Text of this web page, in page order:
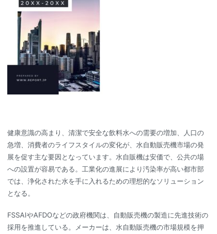
健康意識の高まり、清潔で安全な飲料水への需要の増加、人口の
急増、消費者のライフスタイルの変化が、水自動販売機市場の発
展を促す主な要因となっています。水自販機は安価で、公共の場
への設置が容易である。工業化の進展により汚染率が高い都市部
では、浄化された水を手に入れるための理想的なソリューション
となる。
FSSAIやAFDOなどの政府機関は、自動販売機の製造に先進技術の
採用を推進している。メーカーは、水自動販売機の市場規模を押